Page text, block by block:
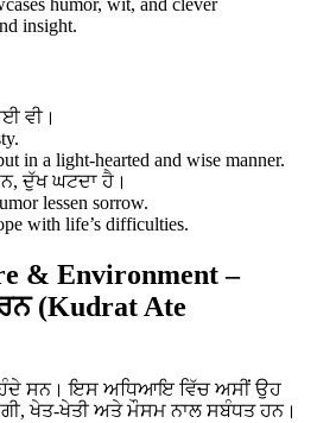
insight.
ਵੀ।
in a light-hearted and wise manner.
ਦੁੱਖ ਘਟਦਾ ਹੈ।
lessen sorrow.
with life’s difficulties.
& Environment –
(Kudrat Ate
ਸਨ। ਇਸ ਅਧਿਆਇ ਵਿੱਚ ਅਸੀਂ ਉਹ
ਖੇਤ-ਖੇਤੀ ਅਤੇ ਮੌਸਮ ਨਾਲ ਸਬੰਧਤ ਹਨ।